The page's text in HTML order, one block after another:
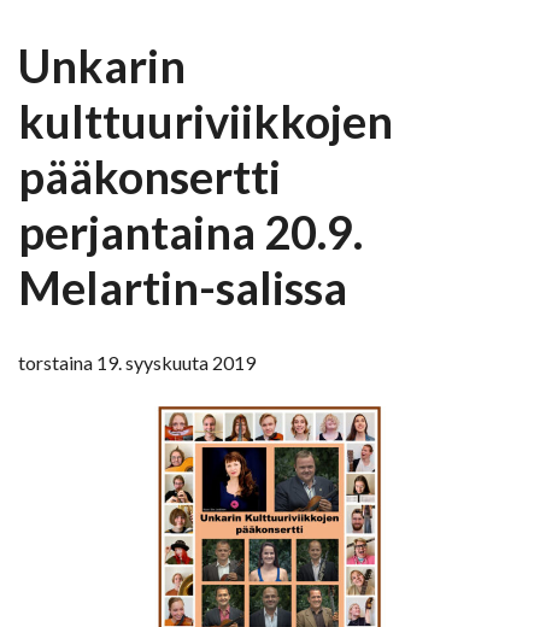
Unkarin
kulttuuriviikkojen
pääkonsertti
perjantaina 20.9.
Melartin-salissa
torstaina 19. syyskuuta 2019